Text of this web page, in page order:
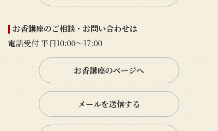
お香講座のご相談・お問い合わせは
電話受付 平日10:00〜17:00
お香講座のページへ
メールを送信する